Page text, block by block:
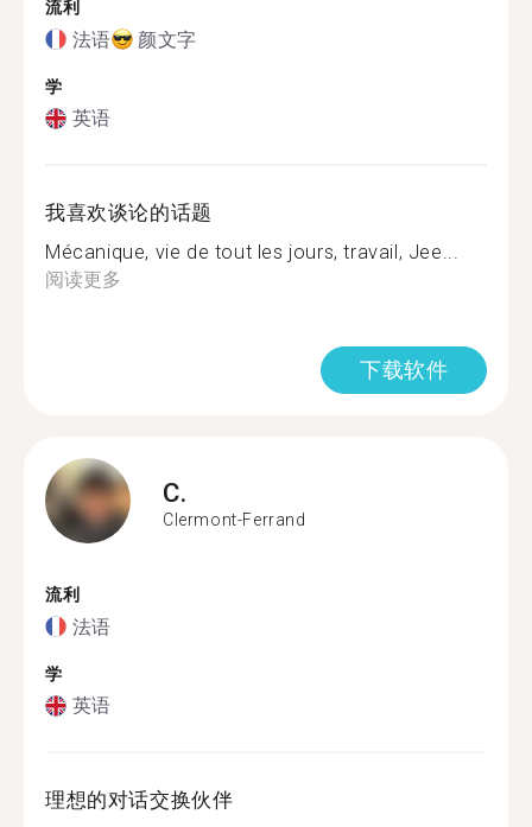
流利
法语 颜文字
学
英语
我喜欢谈论的话题
Mécanique, vie de tout les jours, travail, Jee...
阅读更多
下载软件
C.
Clermont-Ferrand
流利
法语
学
英语
理想的对话交换伙伴